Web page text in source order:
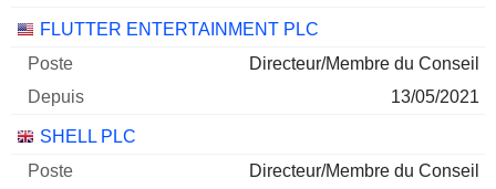
FLUTTER ENTERTAINMENT PLC
Directeur/Membre du Conseil
13/05/2021
SHELL PLC
Directeur/Membre du Conseil